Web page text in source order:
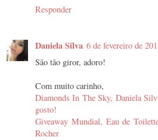
Responder
Daniela Silva 6 de fevereiro de
São tão giror, adoro!
Com muito carinho,
Diamonds In The Sky, Daniela
gosto!
Giveaway Mundial, Eau de
Rocher